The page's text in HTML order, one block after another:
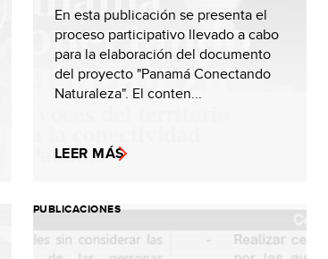
En esta publicación se presenta el
proceso participativo llevado a cabo
para la elaboración del documento
del proyecto "Panamá Conectando
Naturaleza". El conten...
LEER MÁS
PUBLICACIONES